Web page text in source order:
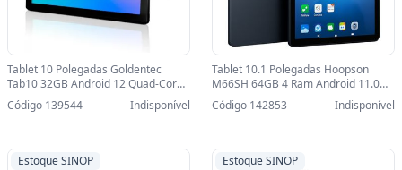
Tablet 10 Polegadas Goldentec
Tab10 32GB Android 12 Quad-Core
3G e Wi-Fi Preto - 51020 - 51020
Código 139544 Indisponível
Tablet 10.1 Polegadas Hoopson
M66SH 64GB 4 Ram Android 11.0
Octa-Core Wi-Fi Bluetooth 5.0 -
M66SH - M66SH
Código 142853 Indisponível
Estoque SINOP Estoque SINOP